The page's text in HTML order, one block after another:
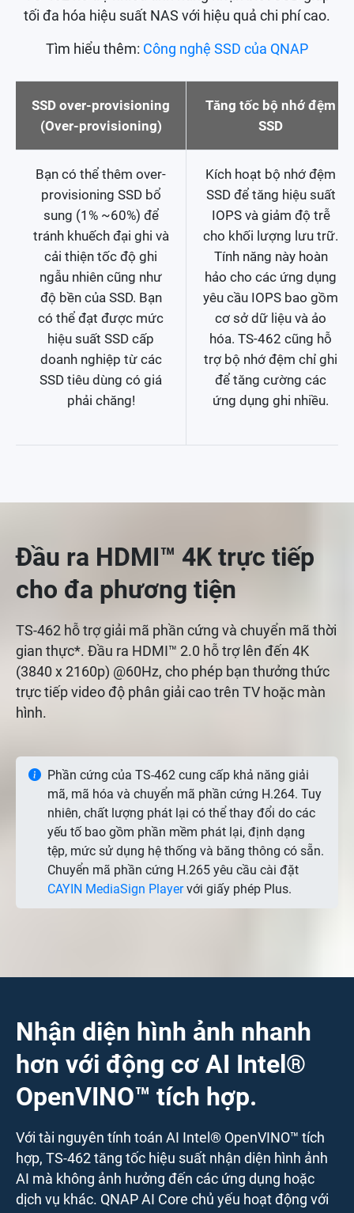
tối đa hóa hiệu suất NAS với hiệu quả chi phí cao.
Tìm hiểu thêm: Công nghệ SSD của QNAP
SSD over-provisioning
(Over-provisioning)
Tăng tốc bộ nhớ đệm
SSD
Bạn có thể thêm over-
provisioning SSD bổ
sung (1% ~60%) để
tránh khuếch đại ghi và
cải thiện tốc độ ghi
ngẫu nhiên cũng như
độ bền của SSD. Bạn
có thể đạt được mức
hiệu suất SSD cấp
doanh nghiệp từ các
SSD tiêu dùng có giá
phải chăng!
Kích hoạt bộ nhớ đệm
SSD để tăng hiệu suất
IOPS và giảm độ trễ
cho khối lượng lưu trữ.
Tính năng này hoàn
hảo cho các ứng dụng
yêu cầu IOPS bao gồm
cơ sở dữ liệu và ảo
hóa. TS-462 cũng hỗ
trợ bộ nhớ đệm chỉ ghi
để tăng cường các
ứng dụng ghi nhiều.
Đầu ra HDMI™ 4K trực tiếp
cho đa phương tiện
TS-462 hỗ trợ giải mã phần cứng và chuyển mã thời
gian thực*. Đầu ra HDMI™ 2.0 hỗ trợ lên đến 4K
(3840 x 2160p) @60Hz, cho phép bạn thưởng thức
trực tiếp video độ phân giải cao trên TV hoặc màn
hình.
Phần cứng của TS-462 cung cấp khả năng giải
mã, mã hóa và chuyển mã phần cứng H.264. Tuy
nhiên, chất lượng phát lại có thể thay đổi do các
yếu tố bao gồm phần mềm phát lại, định dạng
tệp, mức sử dụng hệ thống và băng thông có sẵn.
Chuyển mã phần cứng H.265 yêu cầu cài đặt
CAYIN MediaSign Playervới giấy phép Plus.
Nhận diện hình ảnh nhanh
hơn với động cơ AI Intel®
OpenVINO™ tích hợp.
Với tài nguyên tính toán AI Intel® OpenVINO™ tích
hợp, TS-462 tăng tốc hiệu suất nhận diện hình ảnh
AI mà không ảnh hưởng đến các ứng dụng hoặc
dịch vụ khác. QNAP AI Core chủ yếu hoạt động với